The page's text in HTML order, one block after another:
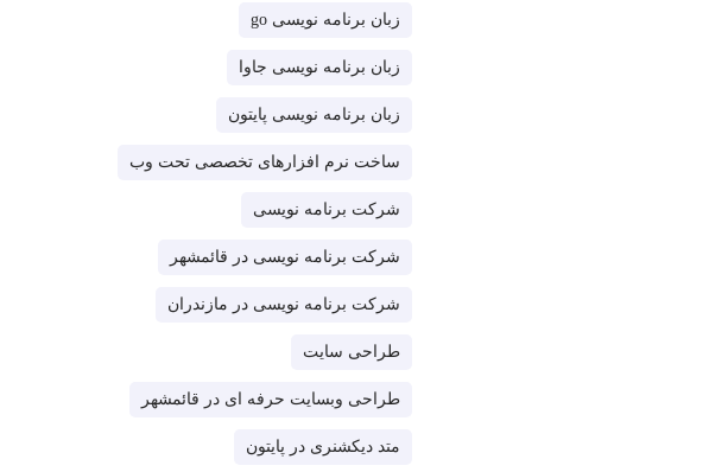
زبان برنامه نویسی go
زبان برنامه نویسی جاوا
زبان برنامه نویسی پایتون
ساخت نرم افزارهای تخصصی تحت وب
شرکت برنامه نویسی
شرکت برنامه نویسی در قائمشهر
شرکت برنامه نویسی در مازندران
طراحی سایت
طراحی وبسایت حرفه ای در قائمشهر
متد دیکشنری در پایتون